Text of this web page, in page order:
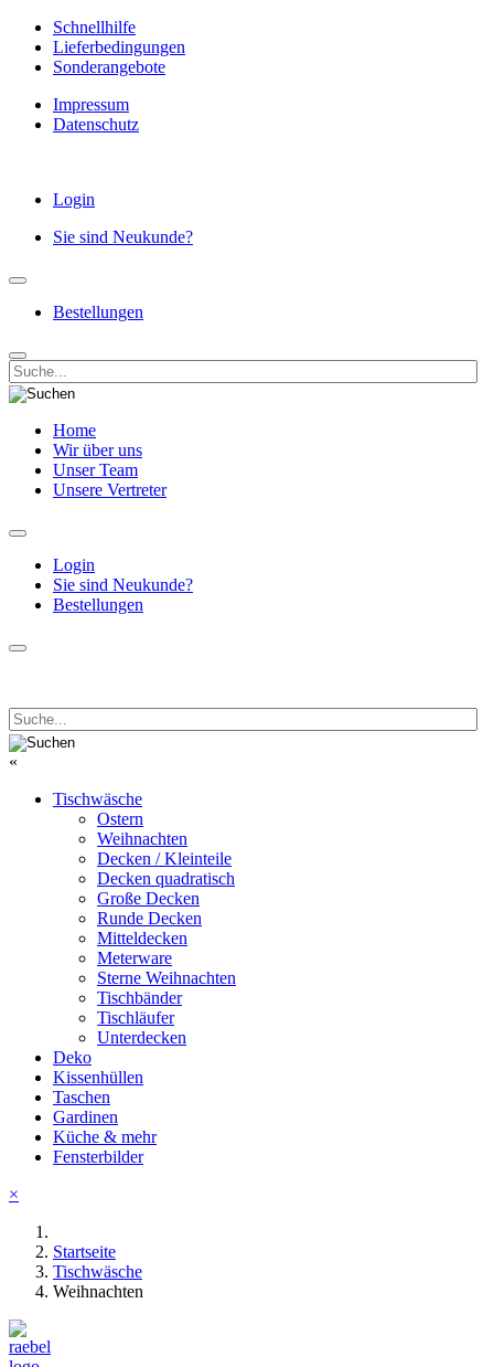
Schnellhilfe
Lieferbedingungen
Sonderangebote
Impressum
Datenschutz
Login
Sie sind Neukunde?
Bestellungen
Home
Wir über uns
Unser Team
Unsere Vertreter
Login
Sie sind Neukunde?
Bestellungen
«
Tischwäsche
Ostern
Weihnachten
Decken / Kleinteile
Decken quadratisch
Große Decken
Runde Decken
Mitteldecken
Meterware
Sterne Weihnachten
Tischbänder
Tischläufer
Unterdecken
Deko
Kissenhüllen
Taschen
Gardinen
Küche & mehr
Fensterbilder
×
Startseite
Tischwäsche
Weihnachten